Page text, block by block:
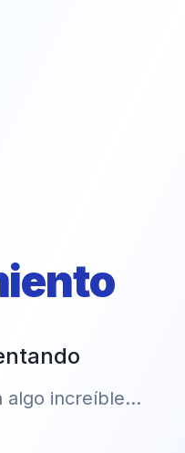
algo increíble...